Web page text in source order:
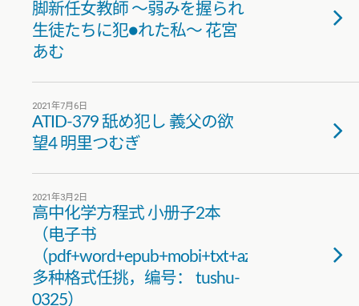
脚新任女教師 ～弱みを握られ
生徒たちに犯●れた私～ 花宮
あむ
2021年7月6日
ATID-379 舐め犯し 義父の欲
望4 明里つむぎ
2021年3月2日
高中化学方程式 小册子2本
（电子书
（pdf+word+epub+mobi+txt+azw3）
多种格式任挑，编号： tushu-
0325）